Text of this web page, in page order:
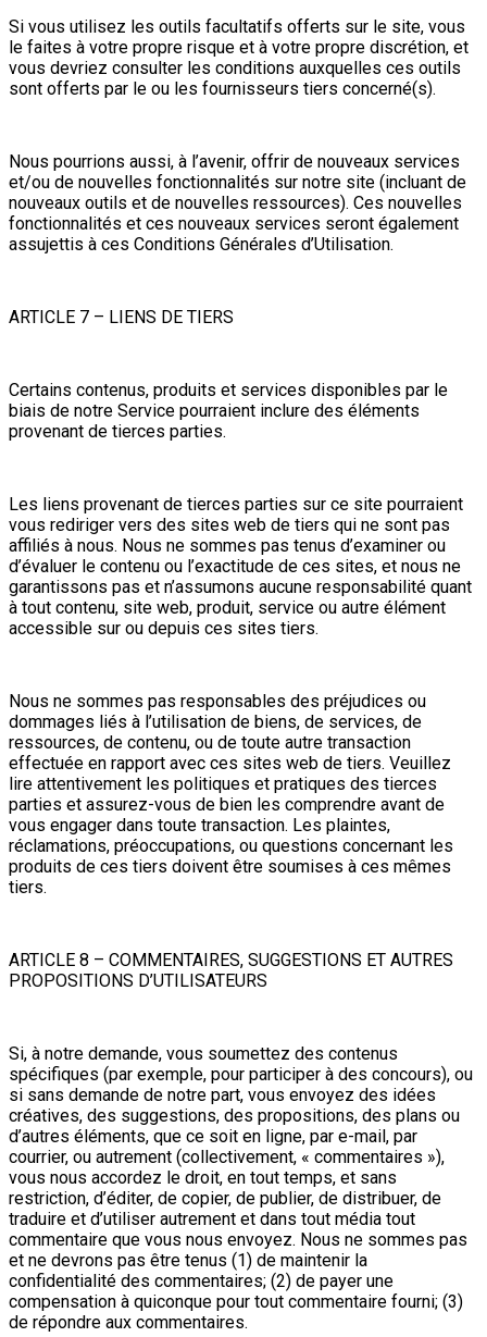
Si vous utilisez les outils facultatifs offerts sur le site, vous
le faites à votre propre risque et à votre propre discrétion, et
vous devriez consulter les conditions auxquelles ces outils
sont offerts par le ou les fournisseurs tiers concerné(s).
Nous pourrions aussi, à l’avenir, offrir de nouveaux services
et/ou de nouvelles fonctionnalités sur notre site (incluant de
nouveaux outils et de nouvelles ressources). Ces nouvelles
fonctionnalités et ces nouveaux services seront également
assujettis à ces Conditions Générales d’Utilisation.
ARTICLE 7 – LIENS DE TIERS
Certains contenus, produits et services disponibles par le
biais de notre Service pourraient inclure des éléments
provenant de tierces parties.
Les liens provenant de tierces parties sur ce site pourraient
vous rediriger vers des sites web de tiers qui ne sont pas
affiliés à nous. Nous ne sommes pas tenus d’examiner ou
d’évaluer le contenu ou l’exactitude de ces sites, et nous ne
garantissons pas et n’assumons aucune responsabilité quant
à tout contenu, site web, produit, service ou autre élément
accessible sur ou depuis ces sites tiers.
Nous ne sommes pas responsables des préjudices ou
dommages liés à l’utilisation de biens, de services, de
ressources, de contenu, ou de toute autre transaction
effectuée en rapport avec ces sites web de tiers. Veuillez
lire attentivement les politiques et pratiques des tierces
parties et assurez-vous de bien les comprendre avant de
vous engager dans toute transaction. Les plaintes,
réclamations, préoccupations, ou questions concernant les
produits de ces tiers doivent être soumises à ces mêmes
tiers.
ARTICLE 8 – COMMENTAIRES, SUGGESTIONS ET AUTRES
PROPOSITIONS D’UTILISATEURS
Si, à notre demande, vous soumettez des contenus
spécifiques (par exemple, pour participer à des concours), ou
si sans demande de notre part, vous envoyez des idées
créatives, des suggestions, des propositions, des plans ou
d’autres éléments, que ce soit en ligne, par e-mail, par
courrier, ou autrement (collectivement, « commentaires »),
vous nous accordez le droit, en tout temps, et sans
restriction, d’éditer, de copier, de publier, de distribuer, de
traduire et d’utiliser autrement et dans tout média tout
commentaire que vous nous envoyez. Nous ne sommes pas
et ne devrons pas être tenus (1) de maintenir la
confidentialité des commentaires; (2) de payer une
compensation à quiconque pour tout commentaire fourni; (3)
de répondre aux commentaires.